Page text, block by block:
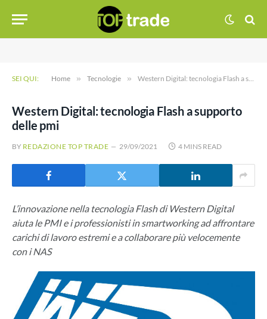
SEI QUI: Home » Tecnologie » Western Digital: tecnologia Flash a supporto delle pmi
Western Digital: tecnologia Flash a supporto
delle pmi
BY REDAZIONE TOP TRADE 29/09/2021 4 MINS READ
L’innovazione nella tecnologia Flash di Western Digital
aiuta le PMI e i professionisti in smartworking ad affrontare
carichi di lavoro estremi e a collaborare più velocemente
con i NAS